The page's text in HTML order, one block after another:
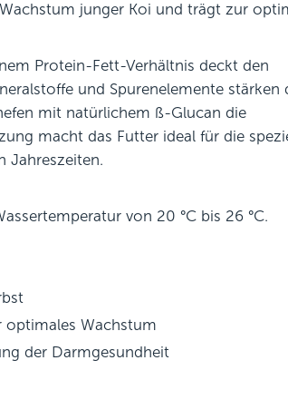
junger Koi und trägt zur
Protein-Fett-Verhältnis deckt den
und Spurenelemente stärken
mit natürlichem ß-Glucan die
macht das Futter ideal für die
Jahreszeiten.
von 20 °C bis 26 °C.
optimales Wachstum
der Darmgesundheit